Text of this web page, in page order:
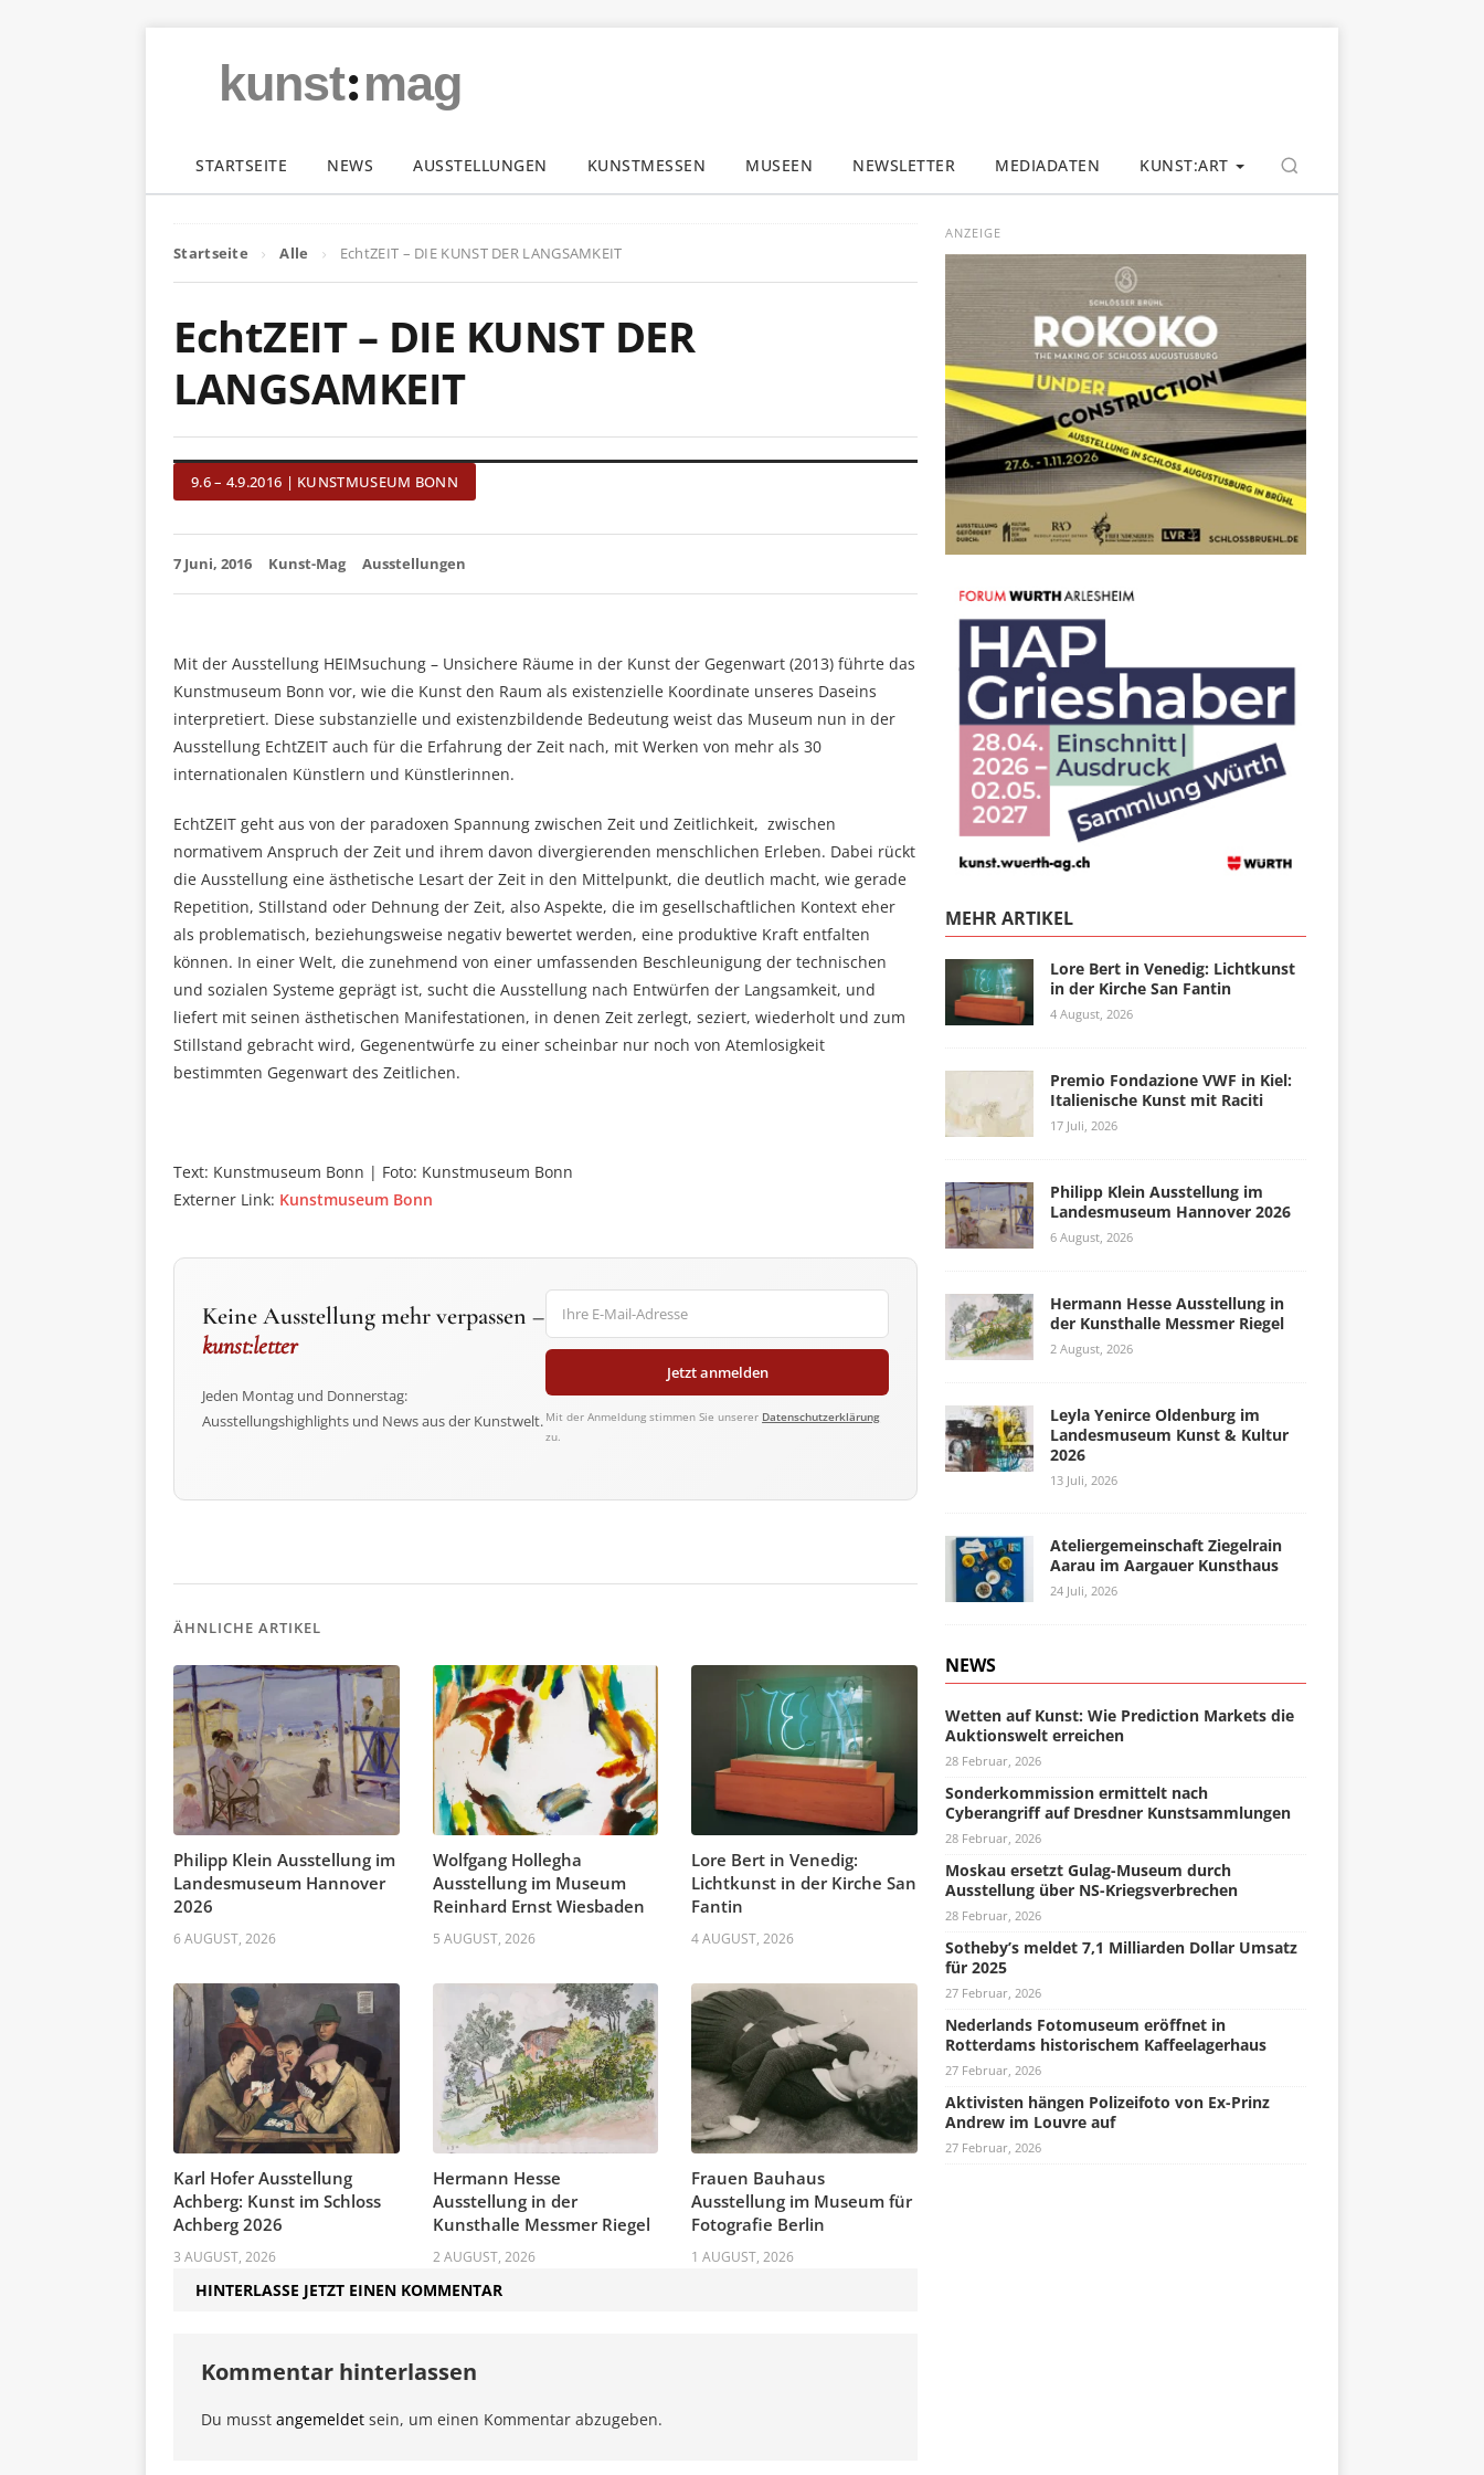
kunst:mag
STARTSEITE NEWS AUSSTELLUNGEN KUNSTMESSEN MUSEEN NEWSLETTER MEDIADATEN KUNST:ART
Startseite Alle EchtZEIT – DIE KUNST DER LANGSAMKEIT
EchtZEIT – DIE KUNST DER
LANGSAMKEIT
9.6 – 4.9.2016 | KUNSTMUSEUM BONN
7 Juni, 2016 Kunst-Mag Ausstellungen
Mit der Ausstellung HEIMsuchung – Unsichere Räume in der Kunst der Gegenwart (2013) führte das
Kunstmuseum Bonn vor, wie die Kunst den Raum als existenzielle Koordinate unseres Daseins
interpretiert. Diese substanzielle und existenzbildende Bedeutung weist das Museum nun in der
Ausstellung EchtZEIT auch für die Erfahrung der Zeit nach, mit Werken von mehr als 30
internationalen Künstlern und Künstlerinnen.
EchtZEIT geht aus von der paradoxen Spannung zwischen Zeit und Zeitlichkeit, zwischen
normativem Anspruch der Zeit und ihrem davon divergierenden menschlichen Erleben. Dabei rückt
die Ausstellung eine ästhetische Lesart der Zeit in den Mittelpunkt, die deutlich macht, wie gerade
Repetition, Stillstand oder Dehnung der Zeit, also Aspekte, die im gesell­schaftlichen Kontext eher
als problematisch, beziehungsweise negativ bewertet werden, eine produktive Kraft entfalten
können. In einer Welt, die zunehmend von einer umfassenden Beschleunigung der technischen
und sozialen Systeme geprägt ist, sucht die Ausstellung nach Entwürfen der Langsamkeit, und
liefert mit seinen ästhetischen Manifestationen, in denen Zeit zerlegt, seziert, wiederholt und zum
Stillstand gebracht wird, Gegenentwürfe zu einer scheinbar nur noch von Atem­losigkeit
bestimmten Gegenwart des Zeitlichen.
Text: Kunstmuseum Bonn | Foto: Kunstmuseum Bonn
Externer Link: Kunstmuseum Bonn
Keine Ausstellung mehr verpassen –
kunst:letter
Jeden Montag und Donnerstag:
Ausstellungshighlights und News aus der Kunstwelt.
Jetzt anmelden
Mit der Anmeldung stimmen Sie unserer Datenschutzerklärung
zu.
ÄHNLICHE ARTIKEL
Philipp Klein Ausstellung im
Landesmuseum Hannover
2026
6 AUGUST, 2026
Wolfgang Hollegha
Ausstellung im Museum
Reinhard Ernst Wiesbaden
5 AUGUST, 2026
Lore Bert in Venedig:
Lichtkunst in der Kirche San
Fantin
4 AUGUST, 2026
Karl Hofer Ausstellung
Achberg: Kunst im Schloss
Achberg 2026
3 AUGUST, 2026
Hermann Hesse
Ausstellung in der
Kunsthalle Messmer Riegel
2 AUGUST, 2026
Frauen Bauhaus
Ausstellung im Museum für
Fotografie Berlin
1 AUGUST, 2026
HINTERLASSE JETZT EINEN KOMMENTAR
Kommentar hinterlassen
Du musst angemeldet sein, um einen Kommentar abzugeben.
ANZEIGE
MEHR ARTIKEL
Lore Bert in Venedig: Lichtkunst
in der Kirche San Fantin
4 August, 2026
Premio Fondazione VWF in Kiel:
Italienische Kunst mit Raciti
17 Juli, 2026
Philipp Klein Ausstellung im
Landesmuseum Hannover 2026
6 August, 2026
Hermann Hesse Ausstellung in
der Kunsthalle Messmer Riegel
2 August, 2026
Leyla Yenirce Oldenburg im
Landesmuseum Kunst & Kultur
2026
13 Juli, 2026
Ateliergemeinschaft Ziegelrain
Aarau im Aargauer Kunsthaus
24 Juli, 2026
NEWS
Wetten auf Kunst: Wie Prediction Markets die
Auktionswelt erreichen
28 Februar, 2026
Sonderkommission ermittelt nach
Cyberangriff auf Dresdner Kunstsammlungen
28 Februar, 2026
Moskau ersetzt Gulag-Museum durch
Ausstellung über NS-Kriegsverbrechen
28 Februar, 2026
Sotheby’s meldet 7,1 Milliarden Dollar Umsatz
für 2025
27 Februar, 2026
Nederlands Fotomuseum eröffnet in
Rotterdams historischem Kaffeelagerhaus
27 Februar, 2026
Aktivisten hängen Polizeifoto von Ex-Prinz
Andrew im Louvre auf
27 Februar, 2026